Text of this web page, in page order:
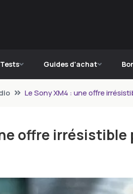
Tests Guides d'achat
Le Sony XM4 : une offre
offre